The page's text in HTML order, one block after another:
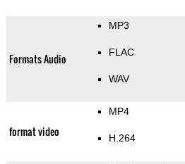
Formats Audio
MP3
FLAC
WAV
format video
MP4
H.264